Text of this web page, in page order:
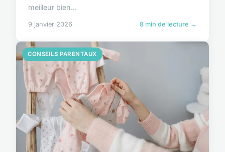
meilleur bien...
9 janvier 2026 8 min de lecture →
CONSEILS PARENTAUX